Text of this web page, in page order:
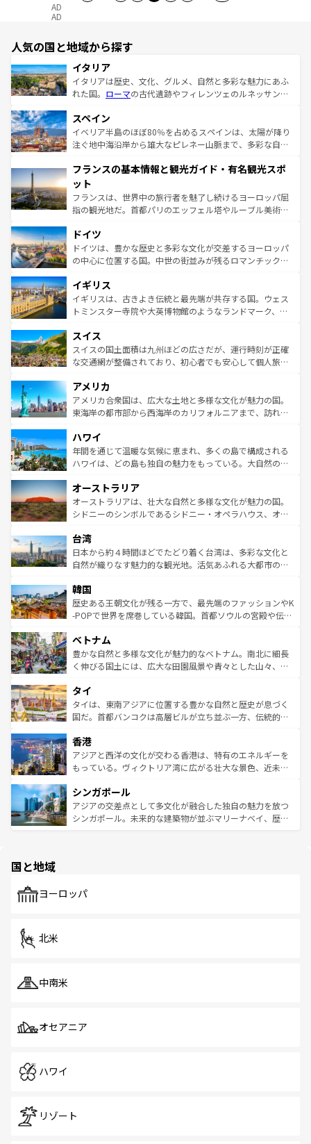
AD
AD
人気の国と地域から探す
イタリア
イタリアは歴史、文化、グルメ、自然と多彩な魅力にあふ
れた国。 ローマの古代遺跡やフィレンツェのルネッサンス
ろん、トスカーナの美しい田園風景やアマルフィ海岸の絶
景など、自然景観も見逃せない。観光の合間には、本場の
ピザやパスタなど、絶品のイタリア料理を堪能することも
ませてくれるイタリアで、忘れられない旅をしてみよう！
なお、新着のイタリア情報は
しい。
スペイン
イベリア半島のほぼ80％を占めるスペインは、太陽が降り
注ぐ地中海沿岸から雄大なピレネー山脈まで、多彩な自然
文化が根付くこの国では、情熱的なフラメンコ、熱気あふ
れる闘牛、そして美味しいタパスが生活の一部となってい
る。首都マドリードの洗練された雰囲気や、バルセロナの
アートに溢れた街角から、地方では古代ローマ遺跡や中世
せる。地方によって風土や気候が異なるスペインはその個
性で訪れる人を魅了する。 なお、新着のスペイン情報は コ
ンテンツ一覧を参照してほしい。
フランスの基本情報と観光ガイド・有名観光スポ
ット
フランスは、世界中の旅行者を魅了し続けるヨーロッパ屈
指の観光地だ。首都パリのエッフェル塔やルーブル美術館
で、幅広い魅力が詰まっている。華麗な宮殿、歴史的な大
聖堂、美しいビーチ、そして豊かな自然が、訪れる者を心
から魅了する。また、フランスは美食の国としても知ら
いる。シャンパンの発祥地であるランス、プロヴァンスの
香り高いラベンダー畑など、多彩な楽しみ方が可能だ。さ
らに、パリ以外の地域にも魅力が溢れており、どの街角に
れる地方に足を運ぶとそれぞれで全く異なる文化を体験で
きるだろう。 なお、新着のフランス情報はコンテンツ一覧
を参照してほしい。
ドイツ
ドイツは、豊かな歴史と多彩な文化が交差するヨーロッパ
の中心に位置する国。中世の街並みが残るロマンチック街
顔を持つこの国は、どこを歩いても飽きることがない。ベ
ルリンの文化的活気、バイエルン州のアルプスの絶景、そ
してライン川沿いのワイン畑といった風景は必見。ビール
は、お酒好きな人にはぜひ体験してほしい。 なお、新着の
ドイツ情報はコンテンツ一覧を参照してほしい。
イギリス
イギリスは、古きよき伝統と最先端が共存する国。ウェス
トミンスター寺院や大英博物館のようなランドマーク、歴
リアごとに異なる魅力がある。また、優雅なアフタヌーン
ティー、ビール好きにはたまらない英国パブ、サッカー観
戦など、本場だからこそできる体験も豊富。イギリスを旅
ンツ一覧を参照してほしい。
スイス
スイスの国土面積は九州ほどの広さだが、運行時刻が正確
な交通網が整備されており、初心者でも安心して個人旅行
の建物がそのまま残る町や、スイスならではのユニークな
博物館もあり、アルプス観光だけでなく町歩きも満喫する
ことができる。国民の所得が高いため物価も高いが、旅行
ば市内交通費無料で観光を楽しむこともできる。 なお、新
着のスイス情報はコンテンツ一覧 を参照してほしい。
アメリカ
アメリカ合衆国は、広大な土地と多様な文化が魅力の国。
東海岸の都市部から西海岸のカリフォルニアまで、訪れる
のような巨大都市は、観光、ショッピング、エンターテイ
ンメントが詰まった刺激的なスポットだ。一方、アメリカ
西部には大自然が広がり、グランドキャニオンやイエロー
部のニューオーリンズでは、音楽と美食が融合した独特の
文化が魅力。旅行者はアメリカの各地域で異なる魅力を楽
しみながら、その多様性と豊かな歴史を感じることができ
ならではの贅沢な旅のスタイルだ。 なお、新着のアメリカ
情報はコンテンツ一覧を参照してほしい。
ハワイ
年間を通じて温暖な気候に恵まれ、多くの島で構成される
ハワイは、どの島も独自の魅力をもっている。大自然の神
ワイ島は見逃せない。また、定番の観光地といえばオアフ
島だが、静かな自然を求めるならマウイ島やカウアイ島が
おすすめ。エメラルドグリーンに輝く海をはじめ、豊かな
れるおもてなしの心で訪れる人々を迎えてくれるハワイの
人々、おいしいローカルフードやハワイアンミュージッ
ク、伝統的なフラダンスなど、すべてがハワイの魅力を彩
ワイを、存分に味わってほしい。 なお、新着のハワイ情報
はコンテンツ一覧を参照してほしい。
オーストラリア
オーストラリアは、壮大な自然と多様な文化が魅力の国。
シドニーのシンボルであるシドニー・オペラハウス、オー
リアリーフや大陸中央部にそびえるウルル（エアーズロッ
ク）、タスマニアの美しい原生林やケアンズの熱帯雨林な
ど、見どころがたくさん。また、カフェやワイン、オージ
いる。アクティビティも充実しており、サーフィンやダイ
ビング、ハイキングなど、アウトドア好きにはたまらな
い。オーストラリアの多彩な魅力を存分に味わいつくそ
参照してほしい。
台湾
日本から約４時間ほどでたどり着く台湾は、多彩な文化と
自然が織りなす魅力的な観光地。活気あふれる大都市の台
ン）、静ひつな山岳地帯である台湾東部など、都市の喧騒
と山間の静けさが共存しており、訪れる人に新しい発見と
驚きをもたらしてくれる。また、奥深い台湾の食文化も魅
容にもいいと評判のスイーツなど、バラエティ豊かな料理
が味わえる。 なお、新着の台湾情報は コンテンツ一覧を参
照してほしい。
韓国
歴史ある王朝文化が残る一方で、最先端のファッションやK
-POPで世界を席巻している韓国。首都ソウルの宮殿や伝統
き、地方に足を延ばせば四季折々の自然美を楽しむことが
できる。そして、キムチや焼肉、絶品のストリートフード
まで、さまざまな韓国料理が待っている。夜には、韓国な
リティに包まれながら、韓国の多彩な魅力を心ゆくまで味
わってみてほしい。 なお、新着の韓国情報はコンテンツ一
覧を参照してほしい。
ベトナム
豊かな自然と多様な文化が魅力的なベトナム。南北に細長
く伸びる国土には、広大な田園風景や青々とした山々、世
急速な発展と共に伝統が息づく。ハノイの古い町並みやホ
ーチミン市のフランス統治時代の建物も、独特の雰囲気を
醸し出している。また、バラエティの豊かさとおいしさで
とつ。フォーやバインミー、ベトナムコーヒーなどは、ぜ
ひ現地で味わいたい。どの地域を訪れてもあたたかい人々
が旅行者を迎えてくれるので、きっと忘れられない旅にな
参照してほしい。
タイ
タイは、東南アジアに位置する豊かな自然と歴史が息づく
国だ。首都バンコクは高層ビルが立ち並ぶ一方、伝統的な
の活気が交差している。北部ではチェンマイなどの山岳地
帯で自然と触れ合い、南部ではプーケットやクラビの美し
いビーチでリゾート気分を楽しむことができる。タイ料理
激する。気候は一年中温暖で、どの季節にも異なる楽しみ
が待っている。親しみやすいタイの人々、仏教を中心とし
た文化、そして多様な観光資源が、訪れる旅人を魅了し続
香港
アジアと西洋の文化が交わる香港は、特有のエネルギーを
もっている。ヴィクトリア湾に広がる壮大な景色、近未来
み、どこを訪れても感動するはず。観光スポットが密集し
ており、効率よく見どころを回れるのも魅力。息をのむよ
うな絶景から文化的な体験まで、香港を存分に楽しみ尽く
シンガポール
アジアの交差点として多文化が融合した独自の魅力を放つ
シンガポール。未来的な建築物が並ぶマリーナベイ、歴史
で、ホーカーズは地元の風情を楽しめる外せないスポット
国と地域
ヨーロッパ
北米
中南米
オセアニア
ハワイ
リゾート